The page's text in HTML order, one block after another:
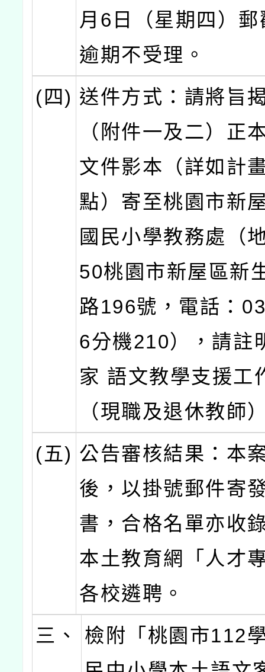
月6日（星期四）
逾期不受理。
(四) 送件方式：請將旨
（附件一及二）正
文件影本（詳如計
點）寄至桃園市新
國民小學教務處（
50桃園市新屋區新
路196號，電話：
6分機210），請註
家 語文教學支援工
（現職及退休教師
(五) 公告審核結果：本
後，以掛號郵件寄
書，合格名單亦收
本土教育網「人才
各校遴聘。
三、
檢附「桃園市112